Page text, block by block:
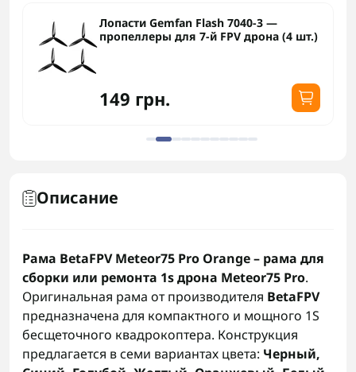
Лопасти Gemfan Flash 7040-3 —
пропеллеры для 7-й FPV дрона (4 шт.)
149 грн.
Описание
Рама BetaFPV Meteor75 Pro Orange – рама для
сборки или ремонта 1s дрона Meteor75 Pro.
Оригинальная рамa от производителя BetaFPV
предназначена для компактного и мощного 1S
бесщеточного квадрокоптера. Конструкция
предлагается в семи вариантах цвета: Черный,